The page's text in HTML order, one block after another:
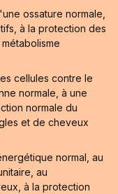
ossature normale,
à la protection des
cellules contre le
normale, à une
normale du
et de cheveux
normal, au
au
à la protection